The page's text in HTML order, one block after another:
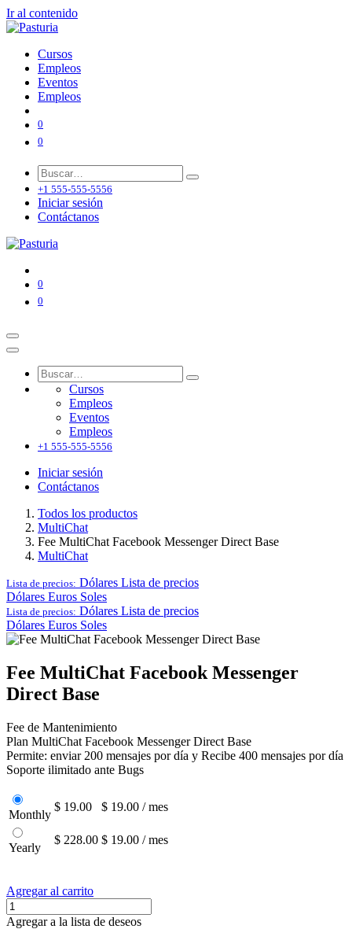
Ir al contenido
Cursos
Empleos
Eventos
Empleos
0
0
+1 555-555-5556
Iniciar sesión
Contáctanos
0
0
Cursos
Empleos
Eventos
Empleos
+1 555-555-5556
Iniciar sesión
Contáctanos
Todos los productos
MultiChat
Fee MultiChat Facebook Messenger Direct Base
MultiChat
Lista de precios: Dólares Lista de precios
Dólares Euros Soles
Lista de precios: Dólares Lista de precios
Dólares Euros Soles
Fee MultiChat Facebook Messenger
Direct Base
Fee de Mantenimiento
Plan MultiChat Facebook Messenger Direct Base
Permite: enviar 200 mensajes por día y Recibe 400 mensajes por día
Soporte ilimitado ante Bugs
Monthly
$ 19.00 $ 19.00 / mes
Yearly
$ 228.00 $ 19.00 / mes
Agregar al carrito
Agregar a la lista de deseos